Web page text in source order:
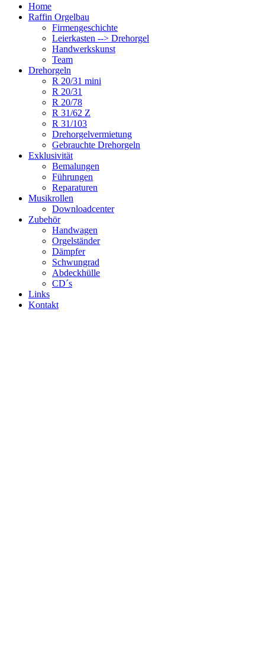
Home
Raffin Orgelbau
Firmengeschichte
Leierkasten --> Drehorgel
Handwerkskunst
Team
Drehorgeln
R 20/31 mini
R 20/31
R 20/78
R 31/62 Z
R 31/103
Drehorgelvermietung
Gebrauchte Drehorgeln
Exklusivität
Bemalungen
Führungen
Reparaturen
Musikrollen
Downloadcenter
Zubehör
Handwagen
Orgelständer
Dämpfer
Schwungrad
Abdeckhülle
CD´s
Links
Kontakt